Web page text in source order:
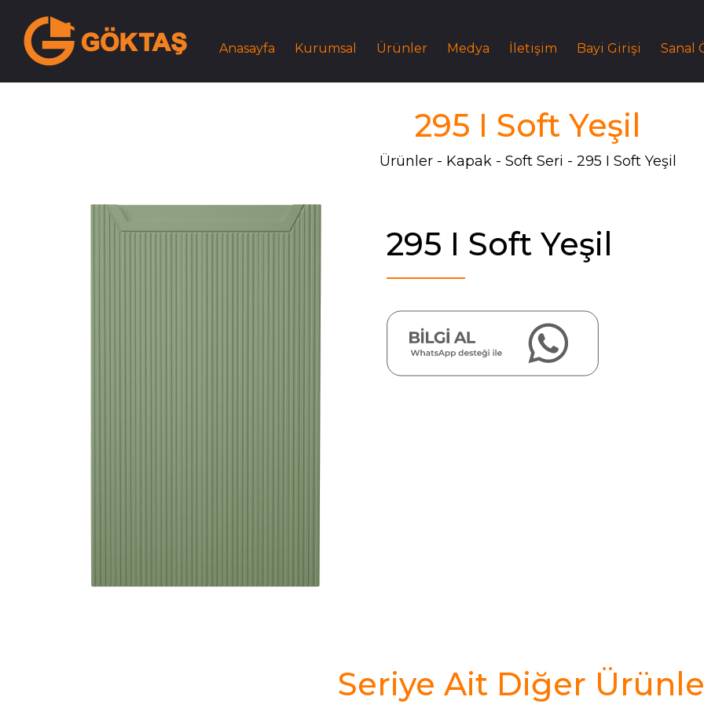
Anasayfa Kurumsal Ürünler Medya İletişim Bayi Girişi Sanal
295 I Soft Yeşil
Ürünler Kapak Soft Seri 295 I Soft Yeşil
295 I Soft Yeşil
Seriye Ait Diğer